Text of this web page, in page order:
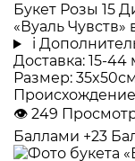
Букет Розы 15
«Вуаль Чувств»
i
Доставка: 15-
Размер:
👁 249
Баллами +23